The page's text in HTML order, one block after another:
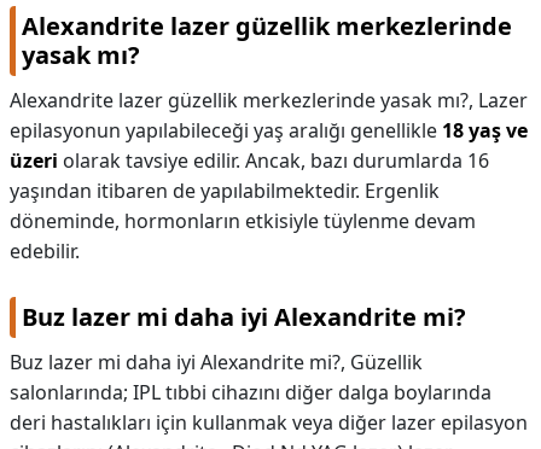
Alexandrite lazer güzellik merkezlerinde
yasak mı?
Alexandrite lazer güzellik merkezlerinde yasak mı?, Lazer
epilasyonun yapılabileceği yaş aralığı genellikle 18 yaş ve
üzeri olarak tavsiye edilir. Ancak, bazı durumlarda 16
yaşından itibaren de yapılabilmektedir. Ergenlik
döneminde, hormonların etkisiyle tüylenme devam
edebilir.
Buz lazer mi daha iyi Alexandrite mi?
Buz lazer mi daha iyi Alexandrite mi?, Güzellik
salonlarında; IPL tıbbi cihazını diğer dalga boylarında
deri hastalıkları için kullanmak veya diğer lazer epilasyon